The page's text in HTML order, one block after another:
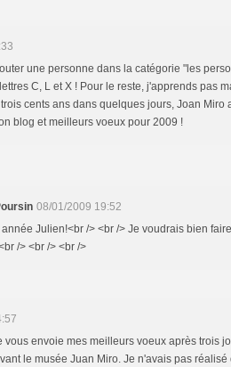
une personne dans la catégorie "les
C, L et X ! Pour le reste, j'apprends pas
cents ans dans quelques jours, Joan Miro
blog et meilleurs voeux pour 2009 !
08/01/2009 19:52
Julien!<br /> <br /> Je voudrais bien
/> <br /> <br />
vous envoie mes meilleurs voeux après trois
le musée Juan Miro. Je n'avais pas